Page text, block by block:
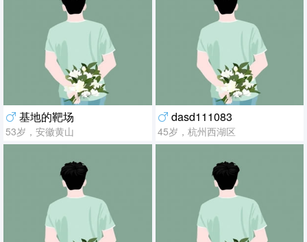
基地的靶场
53岁，安徽黄山
dasd111083
45岁，杭州西湖区